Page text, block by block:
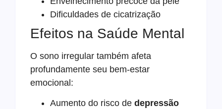
Dificuldades de cicatrização
Efeitos na Saúde Mental
O sono irregular também afeta
profundamente seu bem-estar
emocional:
Aumento do risco de depressão